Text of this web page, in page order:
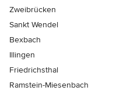
Zweibrücken
Sankt Wendel
Bexbach
Illingen
Friedrichsthal
Ramstein-Miesenbach